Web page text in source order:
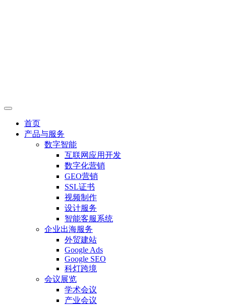
首页
产品与服务
数字智能
互联网应用开发
数字化营销
GEO营销
SSL证书
视频制作
设计服务
智能客服系统
企业出海服务
外贸建站
Google Ads
Google SEO
科灯跨境
会议展览
学术会议
产业会议